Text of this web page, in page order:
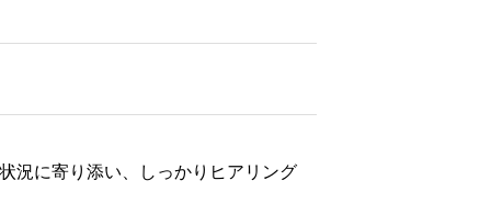
況に寄り添い、しっかりヒアリング